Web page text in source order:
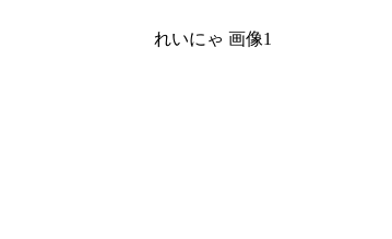
れいにゃ 画像1